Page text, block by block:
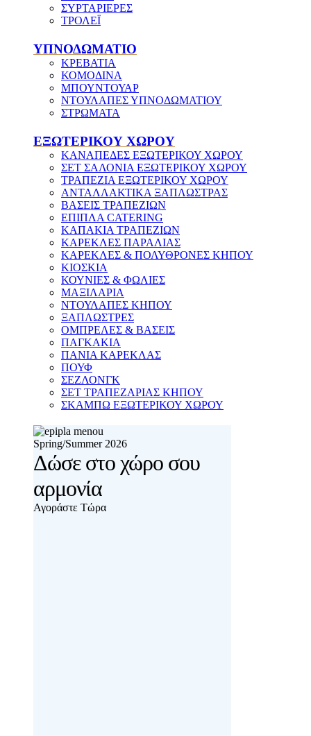
ΣΥΡΤΑΡΙΕΡΕΣ
ΤΡΟΛΕΪ
ΥΠΝΟΔΩΜΑΤΙΟ
ΚΡΕΒΑΤΙΑ
ΚΟΜΟΔΙΝΑ
ΜΠΟΥΝΤΟΥΑΡ
ΝΤΟΥΛΑΠΕΣ ΥΠΝΟΔΩΜΑΤΙΟΥ
ΣΤΡΩΜΑΤΑ
ΕΞΩΤΕΡΙΚΟΥ ΧΩΡΟΥ
ΚΑΝΑΠΕΔΕΣ ΕΞΩΤΕΡΙΚΟΥ ΧΩΡΟΥ
ΣΕΤ ΣΑΛΟΝΙΑ ΕΞΩΤΕΡΙΚΟΥ ΧΩΡΟΥ
ΤΡΑΠΕΖΙΑ ΕΞΩΤΕΡΙΚΟΥ ΧΩΡΟΥ
ΑΝΤΑΛΛΑΚΤΙΚΑ ΞΑΠΛΩΣΤΡΑΣ
ΒΑΣΕΙΣ ΤΡΑΠΕΖΙΩΝ
ΕΠΙΠΛΑ CATERING
ΚΑΠΑΚΙΑ ΤΡΑΠΕΖΙΩΝ
ΚΑΡΕΚΛΕΣ ΠΑΡΑΛΙΑΣ
ΚΑΡΕΚΛΕΣ & ΠΟΛΥΘΡΟΝΕΣ ΚΗΠΟΥ
ΚΙΟΣΚΙΑ
ΚΟΥΝΙΕΣ & ΦΩΛΙΕΣ
ΜΑΞΙΛΑΡΙΑ
ΝΤΟΥΛΑΠΕΣ ΚΗΠΟΥ
ΞΑΠΛΩΣΤΡΕΣ
ΟΜΠΡΕΛΕΣ & ΒΑΣΕΙΣ
ΠΑΓΚΑΚΙΑ
ΠΑΝΙΑ ΚΑΡΕΚΛΑΣ
ΠΟΥΦ
ΣΕΖΛΟΝΓΚ
ΣΕΤ ΤΡΑΠΕΖΑΡΙΑΣ ΚΗΠΟΥ
ΣΚΑΜΠΩ ΕΞΩΤΕΡΙΚΟΥ ΧΩΡΟΥ
Spring/Summer 2026
Δώσε στο χώρο σου
αρμονία
Αγοράστε Τώρα